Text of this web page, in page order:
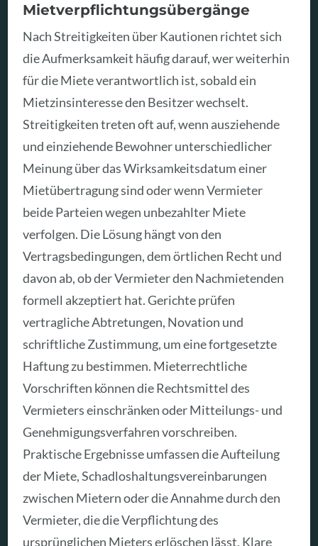
Mietverpflichtungsübergänge
Nach Streitigkeiten über Kautionen richtet sich
die Aufmerksamkeit häufig darauf, wer weiterhin
für die Miete verantwortlich ist, sobald ein
Mietzinsinteresse den Besitzer wechselt.
Streitigkeiten treten oft auf, wenn ausziehende
und einziehende Bewohner unterschiedlicher
Meinung über das Wirksamkeitsdatum einer
Mietübertragung sind oder wenn Vermieter
beide Parteien wegen unbezahlter Miete
verfolgen. Die Lösung hängt von den
Vertragsbedingungen, dem örtlichen Recht und
davon ab, ob der Vermieter den Nachmietenden
formell akzeptiert hat. Gerichte prüfen
vertragliche Abtretungen, Novation und
schriftliche Zustimmung, um eine fortgesetzte
Haftung zu bestimmen. Mieterrechtliche
Vorschriften können die Rechtsmittel des
Vermieters einschränken oder Mitteilungs- und
Genehmigungsverfahren vorschreiben.
Praktische Ergebnisse umfassen die Aufteilung
der Miete, Schadloshaltungsvereinbarungen
zwischen Mietern oder die Annahme durch den
Vermieter, die die Verpflichtung des
ursprünglichen Mieters erlöschen lässt. Klare